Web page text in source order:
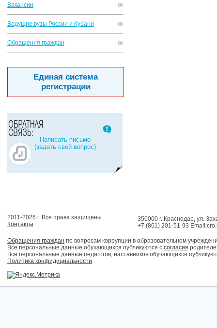
Вакансии
Ведущие вузы России и Кубани
Обращения граждан
Единая система
регистрации
Написать письмо
(задать свой вопрос)
2011-2026 г. Все права защищены.
Контакты
350000 г. Краснодар, ул.
+7 (861) 201-51-93
Обращения граждан по вопросам коррупции в образовательном
Все персональные данные обучающихся публикуются с согласия
Все персональные данные педагогов, наставников обучающихся
Политика конфидициальности.